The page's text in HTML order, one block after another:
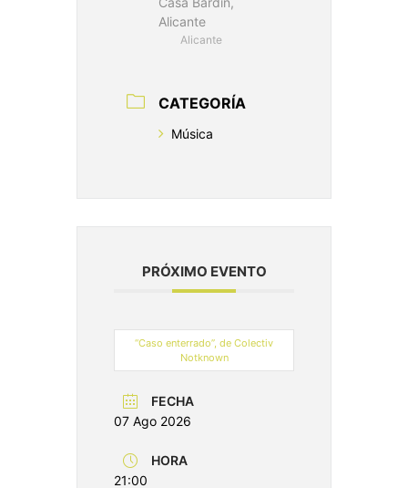
Alicante
Alicante
CATEGORÍA
Música
PRÓXIMO EVENTO
“Caso enterrado”, de Colectiv
Notknown
FECHA
07 Ago 2026
HORA
21:00